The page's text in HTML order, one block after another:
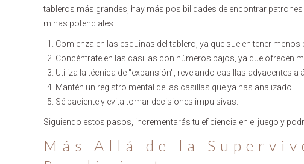
tableros más grandes, hay más posibilidades de encontrar
minas potenciales.
Comienza en las esquinas del tablero, ya que suelen tener menos
Concéntrate en las casillas con números bajos, ya que ofrecen
Utiliza la técnica de "expansión", revelando casillas adyacentes a
Mantén un registro mental de las casillas que ya has analizado.
Sé paciente y evita tomar decisiones impulsivas.
Siguiendo estos pasos, incrementarás tu eficiencia en el juego y
Más Allá de la